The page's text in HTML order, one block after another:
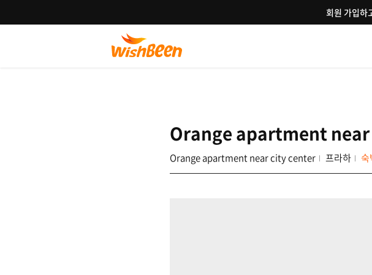
회원 가입하
Orange apartment
Orange apartment near city center 프라하 숙